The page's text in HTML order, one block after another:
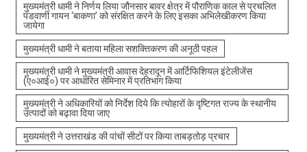
मुख्यमंत्री धामी ने निर्णय लिया जौनसार बावर क्षेत्र में पौराणिक काल से प्रचलित
पंडवाणी गायन ‘बाकणा’ को संरक्षित करने के लिए इसका अभिलेखीकरण किया
जायेगा
मुख्यमंत्री धामी ने बताया महिला सशक्तिकरण की अनूठी पहल
मुख्यमंत्री धामी ने मुख्यमंत्री आवास देहरादून में आर्टिफिशियल इंटेलीजेंस
(ए०आई०) पर आधारित सेमिनार में प्रतिभाग किया
मुख्यमंत्री ने अधिकारियों को निर्देश दिये कि त्योहारों के दृष्टिगत राज्य के स्थानीय
उत्पादों को बढ़ावा दिया जाए
मुख्यमंत्री ने उत्तराखंड की पांचों सीटों पर किया ताबड़तोड़ प्रचार